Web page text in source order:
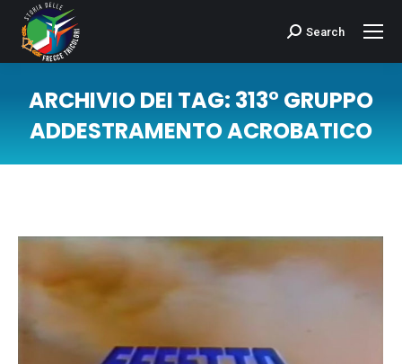
Cerca:Search
ARCHIVIO DEI TAG: 313° GRUPPO
ADDESTRAMENTO ACROBATICO